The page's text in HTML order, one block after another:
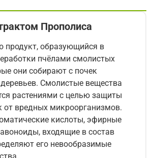
Прополиса
продукт, образующийся в
пчёлами смолистых
они собирают с почек
Смолистые вещества
растениями с целью защиты
от вредных микроорганизмов.
кислоты, эфирные
входящие в состав
его невообразимые